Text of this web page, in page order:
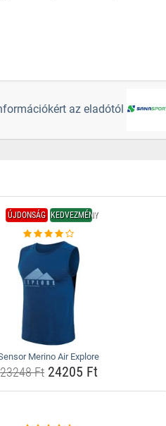
az eladótól
ÚJDONSÁG KEDVEZMÉNY
Merino Air Explore
23248 Ft24205 Ft